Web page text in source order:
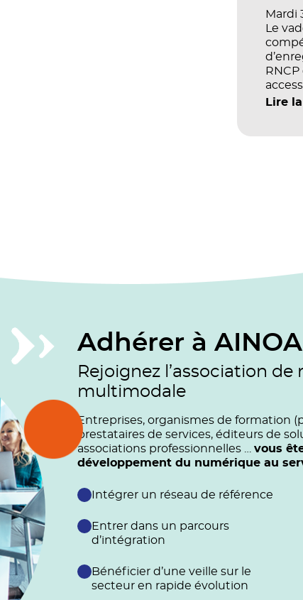
Mardi
Le
Lire
Adhérer à AINOA
Rejoignez l’association
multimodale
Entreprises, organismes de formation
prestataires de services, éditeurs de
associations professionnelles … vous
développement du numérique au
Intégrer un réseau de référence
Entrer dans un parcours
d’intégration
Bénéficier d’une veille sur le
secteur en rapide évolution